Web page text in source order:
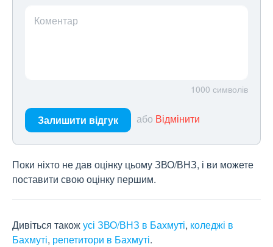
Коментар
1000 символів
Залишити відгук або Відмінити
Поки ніхто не дав оцінку цьому ЗВО/ВНЗ, і ви можете
поставити свою оцінку першим.
Дивіться такожусі ЗВО/ВНЗ в Бахмуті, коледжі в
Бахмуті, репетитори в Бахмуті.